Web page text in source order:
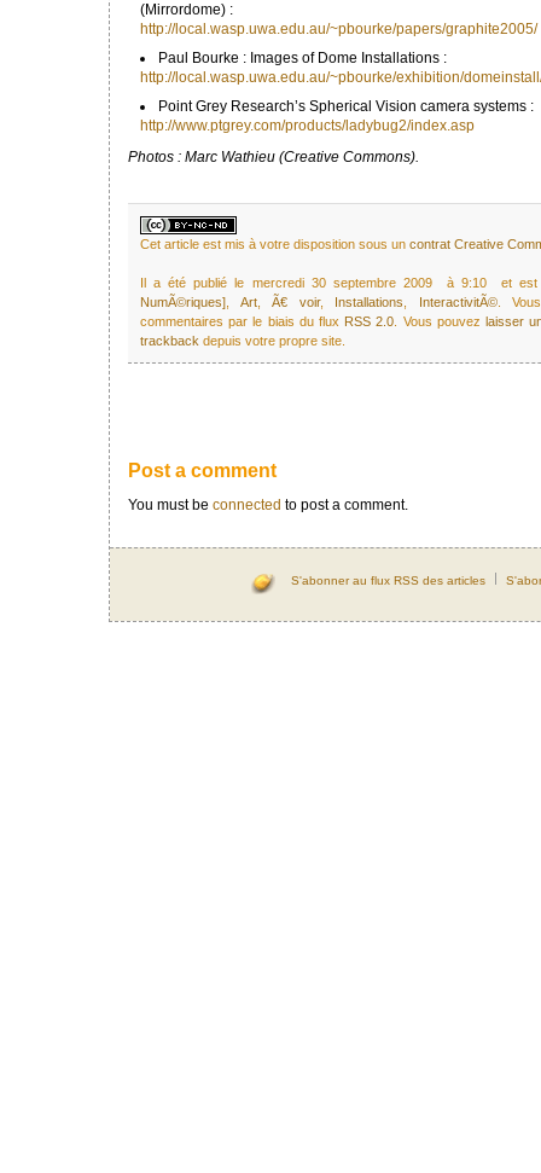
(Mirrordome) :
http://local.wasp.uwa.edu.au/~pbourke/papers/graphite2005/
Paul Bourke : Images of Dome Installations :
http://local.wasp.uwa.edu.au/~pbourke/exhibition/
Point Grey Research’s Spherical Vision camera systems :
http://www.ptgrey.com/products/ladybug2/index.asp
Photos : Marc Wathieu (Creative Commons).
Cet article est mis à votre disposition sous un contrat Creative
Il a été publié le mercredi 30 septembre 2009 à 9:10 et
NumÃ©riques]
Art, Ã€ voir, Installations InteractivitÃ©.
commentaires par le biais du flux RSS 2.0 . Vous pouvezlaisser
trackback depuis votre propre site.
Post a comment
You must be connected to post a comment.
S'abonner au flux RSS des articles